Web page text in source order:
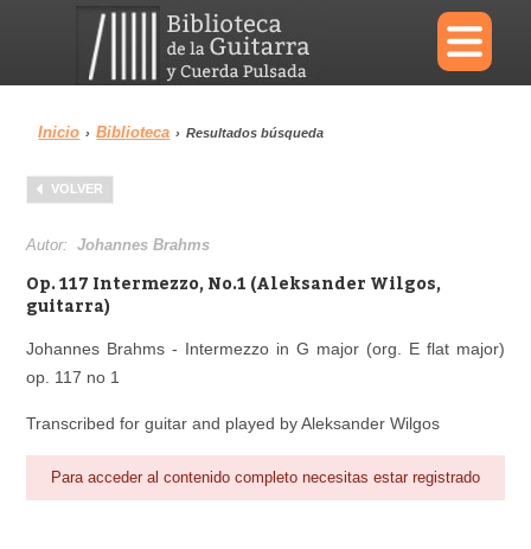
×
Menu
Biblioteca
Reproductor
Inicio › Biblioteca › Resultados búsqueda
VOLVER
Autor:Johannes Brahms
Op. 117 Intermezzo, No.1 (Aleksander Wilgos,
guitarra)
Johannes Brahms - Intermezzo in G major (org. E flat major)
op. 117 no 1
Transcribed for guitar and played by Aleksander Wilgos
Para acceder al contenido completo necesitas estar registrado